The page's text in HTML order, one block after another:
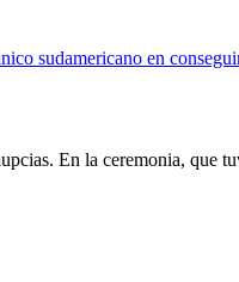
sudamericano en
En la ceremonia, que